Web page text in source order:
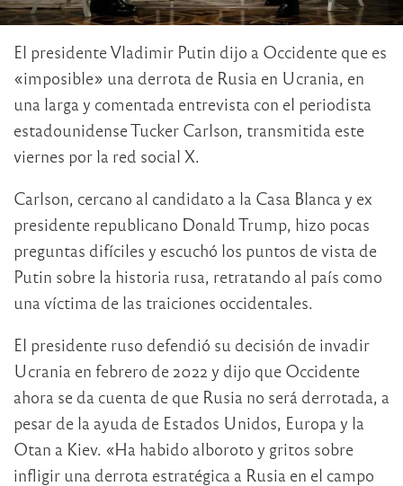
El presidente Vladimir Putin dijo a Occidente que es
«imposible» una derrota de Rusia en Ucrania, en
una larga y comentada entrevista con el periodista
estadounidense Tucker Carlson, transmitida este
viernes por la red social X.
Carlson, cercano al candidato a la Casa Blanca y ex
presidente republicano Donald Trump, hizo pocas
preguntas difíciles y escuchó los puntos de vista de
Putin sobre la historia rusa, retratando al país como
una víctima de las traiciones occidentales.
El presidente ruso defendió su decisión de invadir
Ucrania en febrero de 2022 y dijo que Occidente
ahora se da cuenta de que Rusia no será derrotada, a
pesar de la ayuda de Estados Unidos, Europa y la
Otan a Kiev. «Ha habido alboroto y gritos sobre
infligir una derrota estratégica a Rusia en el campo